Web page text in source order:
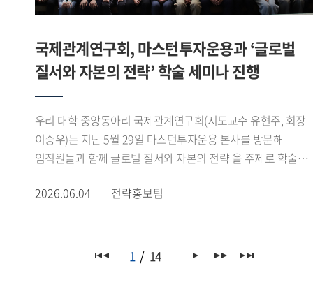
국제관계연구회, 마스턴투자운용과 ‘글로벌
질서와 자본의 전략’ 학술 세미나 진행
우리 대학 중앙동아리 국제관계연구회(지도교수 유현주, 회장
이승우)는 지난 5월 29일 마스턴투자운용 본사를 방문해
임직원들과 함께 글로벌 질서와 자본의 전략 을 주제로 학술
금융산업에 대한 이해를 넓히고, 글로벌 자본의 흐름과 투자
Positive Impact)가 미래 글로벌 인재 양성을 위해 운영하는
2026.06.04 전략홍보팀
1 14